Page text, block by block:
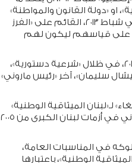
او «دولة القانون والمواطنة»
عن سابق تصوّر وتصميم بالرصاص الحي لصالح «مشروعهم» الذي بدأوه في شباط ٢٠١٣، القائم على «الفرز
على قياسهم ليكون لهم
وهو ما حقّقوه في انتخابات ٦-٥-٢٠١٨ التي كانت يجب أن تجري في عام ٢٠١٣، في ظلال «شرعية دستورية»،
سليمان»، آخر «رئيس ماروني»
لـ«لبنان الميثاقية الوطنية»
الذي حافظ عليه رئيس الجمهورية السابق، حينما كان قائداً للجيش اللبناني في أزمات لبنان الكبرى من ٢٠٠٥
سليمان» وسلوكه في المناسبات العامة،
الوطنية»، باعتبارها